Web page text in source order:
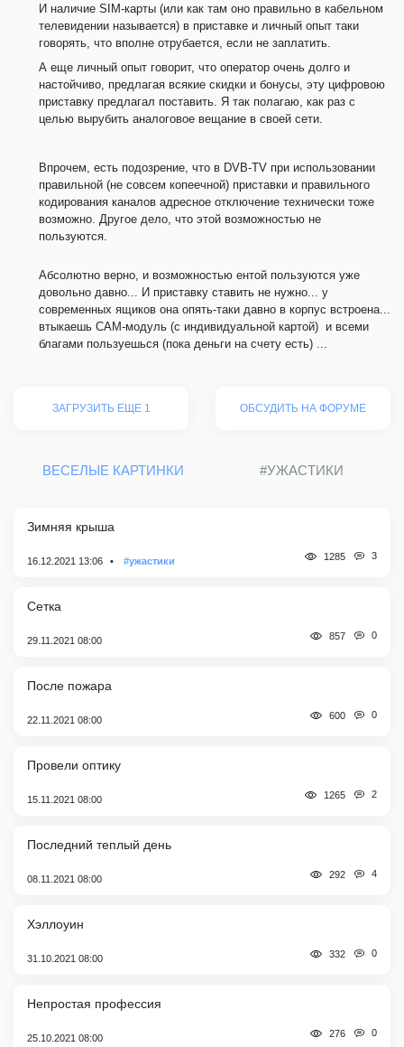
И наличие SIM-карты (или как там оно правильно в кабельном
телевидении называется) в приставке и личный опыт таки
говорять, что вполне отрубается, если не заплатить.
А еще личный опыт говорит, что оператор очень долго и
настойчиво, предлагая всякие скидки и бонусы, эту цифровою
приставку предлагал поставить. Я так полагаю, как раз с
целью вырубить аналоговое вещание в своей сети.
Впрочем, есть подозрение, что в DVB-TV при использовании
правильной (не совсем копеечной) приставки и правильного
кодирования каналов адресное отключение технически тоже
возможно. Другое дело, что этой возможностью не
пользуются.
Абсолютно верно, и возможностью ентой пользуются уже
довольно давно... И приставку ставить не нужно... у
современных ящиков она опять-таки давно в корпус встроена...
втыкаешь САМ-модуль (с индивидуальной картой) и всеми
благами пользуешься (пока деньги на счету есть) ...
ЗАГРУЗИТЬ ЕЩЕ 1 ОБСУДИТЬ НА ФОРУМЕ
ВЕСЕЛЫЕ КАРТИНКИ #УЖАСТИКИ
Зимняя крыша
16.12.2021 13:06 #ужастики 1285 3
Сетка
29.11.2021 08:00 857 0
После пожара
22.11.2021 08:00 600 0
Провели оптику
15.11.2021 08:00 1265 2
Последний теплый день
08.11.2021 08:00 292 4
Хэллоуин
31.10.2021 08:00 332 0
Непростая профессия
25.10.2021 08:00 276 0